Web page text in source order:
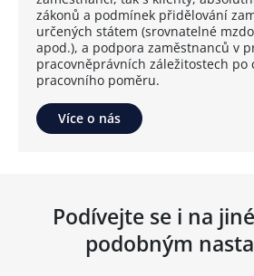
zákonů a podmínek přidělování
určených státem (srovnatelné
apod.), a podpora zaměstnanců v
pracovněprávních záležitostech po
pracovního poměru.
Více o nás
Podívejte se i na
podobným